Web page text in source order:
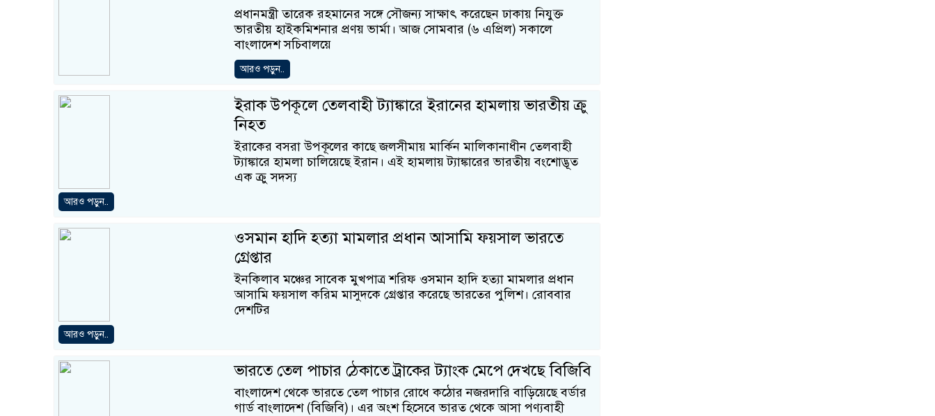
প্রধানমন্ত্রী তারেক রহমানের সঙ্গে সৌজন্য সাক্ষাৎ করেছেন ঢাকায় নিযুক্ত
ভারতীয় হাইকমিশনার প্রণয় ভার্মা। আজ সোমবার (৬ এপ্রিল) সকালে
বাংলাদেশ সচিবালয়ে
আরও পড়ুন..
ইরাক উপকূলে তেলবাহী ট্যাঙ্কারে ইরানের হামলায় ভারতীয় ক্রু
নিহত
ইরাকের বসরা উপকূলের কাছে জলসীমায় মার্কিন মালিকানাধীন তেলবাহী
ট্যাঙ্কারে হামলা চালিয়েছে ইরান। এই হামলায় ট্যাঙ্কারের ভারতীয় বংশোদ্ভূত
এক ক্রু সদস্য
আরও পড়ুন..
ওসমান হাদি হত্যা মামলার প্রধান আসামি ফয়সাল ভারতে
গ্রেপ্তার
ইনকিলাব মঞ্চের সাবেক মুখপাত্র শরিফ ওসমান হাদি হত্যা মামলার প্রধান
আসামি ফয়সাল করিম মাসুদকে গ্রেপ্তার করেছে ভারতের পুলিশ। রোববার
দেশটির
আরও পড়ুন..
ভারতে তেল পাচার ঠেকাতে ট্রাকের ট্যাংক মেপে দেখছে বিজিবি
বাংলাদেশ থেকে ভারতে তেল পাচার রোধে কঠোর নজরদারি বাড়িয়েছে বর্ডার
গার্ড বাংলাদেশ (বিজিবি)। এর অংশ হিসেবে ভারত থেকে আসা পণ্যবাহী